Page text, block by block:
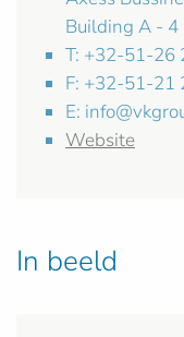
Building A -
T: +32-51-26
F: +32-51-21
E:
Website
In beeld